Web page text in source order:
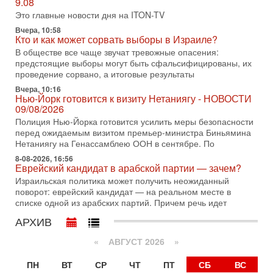
3-08-2026, 08:32
Трамп и Иран: последний шанс - НОВОСТИ
03/08/2026
Президент США Дональд Трамп объявил о возобновлении
переговоров с Ираном, но Тегеран пока не подтвердил
готовность к диалогу. По словам американского
2-08-2026, 08:42
Трамп отменил удар по Ирану - НОВОСТИ
02/08/2026
Президент США Дональд Трамп сегодня заявил об отмене
подготовленного удара по Ирану после обращений
Тегерана и других стран региона. По его словам,
1-08-2026, 17:50
«Русский голос» Израиля: кто заберет его на этот
раз?
Голоса русскоязычных репатриантов не раз кардинально
меняли политический ландшафт Израиля. Достаточно
вспомнить взлет партии «Исраэль ба-алия», когда
31-07-2026, 17:00
Тайны закрытых дверей: о чём на самом деле
Недавний визит премьер-министра Израиля Биньямина
Это главные новости дня на ITON-TV
Вчера, 10:58
Кто и как может сорвать выборы в Израиле?
В обществе все чаще звучат тревожные опасения:
предстоящие выборы могут быть сфальсифицированы, их
проведение сорвано, а итоговые результаты
Вчера, 10:16
Нью-Йорк готовится к визиту Нетаниягу - НОВОСТИ
09/08/2026
Полиция Нью-Йорка готовится усилить меры безопасности
перед ожидаемым визитом премьер-министра Биньямина
Нетаниягу на Генассамблею ООН в сентябре. По
8-08-2026, 16:56
Еврейский кандидат в арабской партии — зачем?
Израильская политика может получить неожиданный
поворот: еврейский кандидат — на реальном месте в
списке одной из арабских партий. Причем речь идет
АРХИВ
« АВГУСТ 2026 »
ПН
ВТ СР ЧТ ПТ СБ
ВС